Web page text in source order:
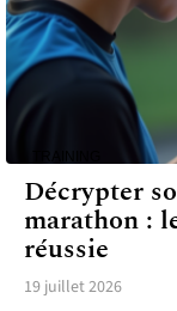
Décrypter
marathon :
réussie
19 juillet 2026